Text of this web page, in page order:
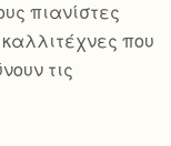
πιανίστες
που
τις